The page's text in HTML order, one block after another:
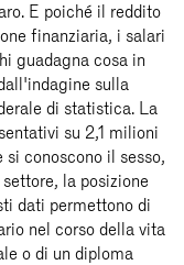
E poiché il reddito
finanziaria, i salari
guadagna cosa in
sulla
di statistica. La
su 2,1 milioni
conoscono il sesso,
la posizione
dati permettono di
nel corso della vita
o di un diploma